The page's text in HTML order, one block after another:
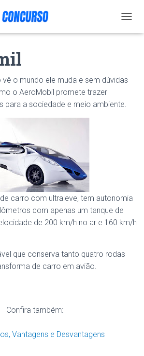
O
N
vê o mundo ele muda e sem dúvidas
o AeroMobil promete trazer
para a sociedade e meio ambiente.
carro com ultraleve, tem autonomia
com apenas um tanque de
de 200 km/h no ar e 160 km/h
que conserva tanto quatro rodas
de carro em avião.
Confira também:
Vantagens e Desvantagens